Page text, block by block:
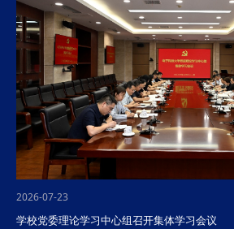
2026-07-23
学校党委理论学习中心组召开集体学习会议